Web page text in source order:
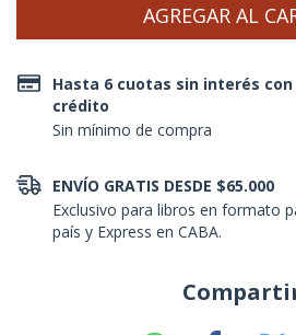
Hasta 6 cuotas sin interés
crédito
Sin mínimo de compra
ENVÍO GRATIS DESDE $65.000
Exclusivo para libros en formato
país y Express en CABA.